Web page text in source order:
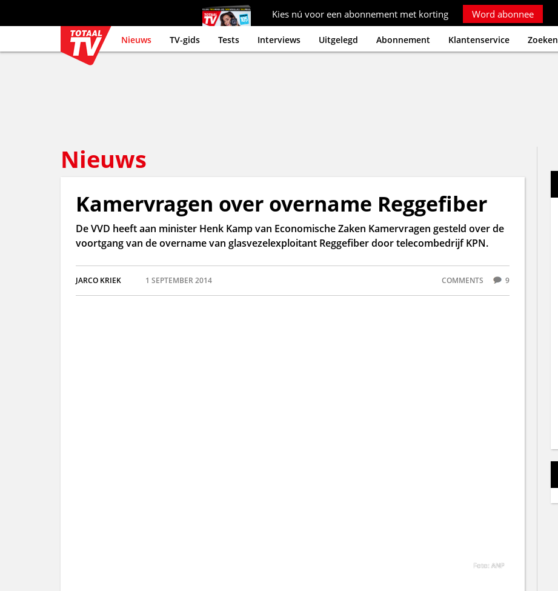
Kies nú voor een abonnement met korting Word abonnee
Nieuws TV-gids Tests Interviews Uitgelegd Abonnement Klantenservice Zoeken
Nieuws
Kamervragen over overname Reggefiber
De VVD heeft aan minister Henk Kamp van Economische Zaken Kamervragen gesteld over de
voortgang van de overname van glasvezelexploitant Reggefiber door telecombedrijf KPN.
JARCO KRIEK 1 SEPTEMBER 2014 COMMENTS 9
Foto: ANP